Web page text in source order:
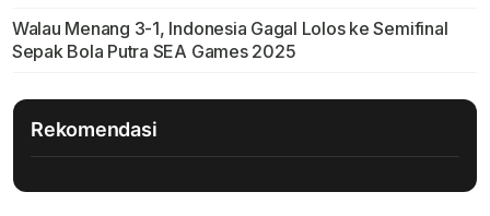
Walau Menang 3-1, Indonesia Gagal Lolos ke Semifinal
Sepak Bola Putra SEA Games 2025
Rekomendasi